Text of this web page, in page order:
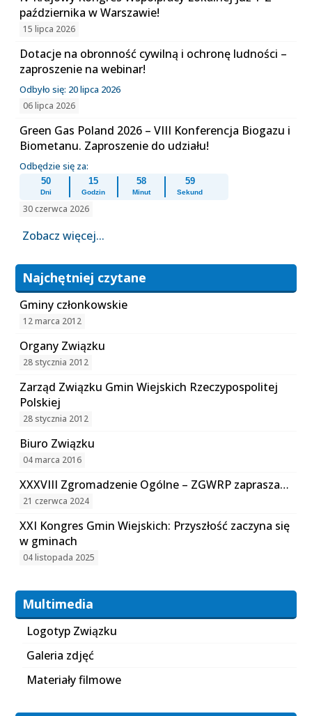
października w Warszawie!
15 lipca 2026
Dotacje na obronność cywilną i ochronę ludności –
zaproszenie na webinar!
Odbyło się: 20 lipca 2026
06 lipca 2026
Green Gas Poland 2026 – VIII Konferencja Biogazu i
Biometanu. Zaproszenie do udziału!
Odbędzie się za:
50
Dni
15
Godzin
58
Minut
59
Sekund
30 czerwca 2026
Zobacz więcej...
Najchętniej czytane
Gminy członkowskie
12 marca 2012
Organy Związku
28 stycznia 2012
Zarząd Związku Gmin Wiejskich Rzeczypospolitej
Polskiej
28 stycznia 2012
Biuro Związku
04 marca 2016
XXXVIII Zgromadzenie Ogólne – ZGWRP zaprasza…
21 czerwca 2024
XXI Kongres Gmin Wiejskich: Przyszłość zaczyna się
w gminach
04 listopada 2025
Multimedia
Logotyp Związku
Galeria zdjęć
Materiały filmowe